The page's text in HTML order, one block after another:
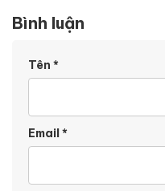
Bình luận
Tên *
Email*